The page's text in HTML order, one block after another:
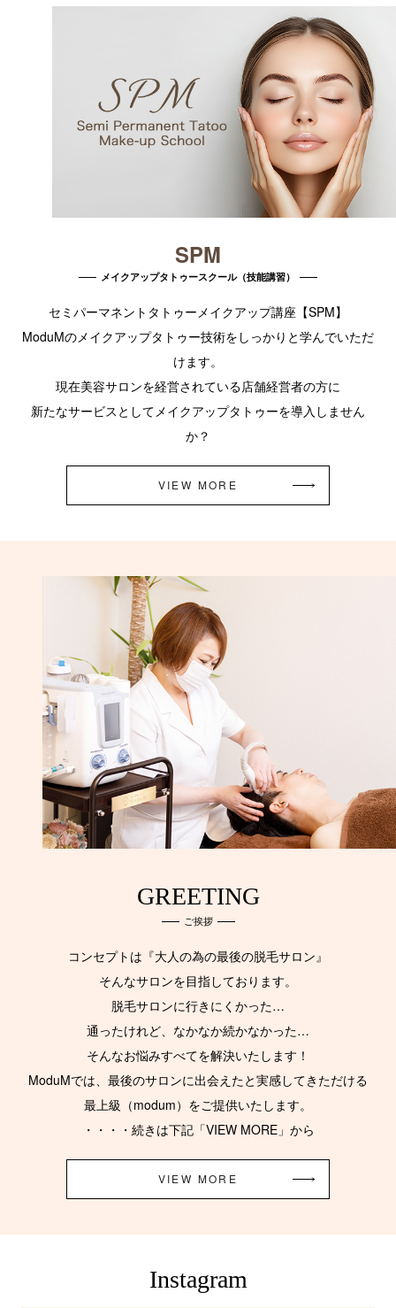
SPM
メイクアップタトゥースクール（技能講習）
セミパーマネントタトゥーメイクアップ講座【SPM】
ModuMのメイクアップタトゥー技術をしっかりと学んでいただ
けます。
現在美容サロンを経営されている店舗経営者の方に
新たなサービスとしてメイクアップタトゥーを導入しません
か？
VIEW MORE
GREETING
ご挨拶
コンセプトは『大人の為の最後の脱毛サロン』
そんなサロンを目指しております。
脱毛サロンに行きにくかった…
通ったけれど、なかなか続かなかった…
そんなお悩みすべてを解決いたします！
ModuMでは、最後のサロンに出会えたと実感してきただける
最上級（modum）をご提供いたします。
・・・・続きは下記「VIEW MORE」から
VIEW MORE
Instagram